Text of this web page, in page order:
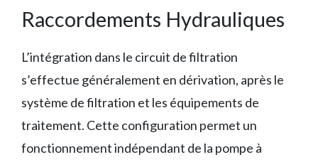
Raccordements Hydrauliques
L’intégration dans le circuit de filtration
s’effectue généralement en dérivation, après le
système de filtration et les équipements de
traitement. Cette configuration permet un
fonctionnement indépendant de la pompe à